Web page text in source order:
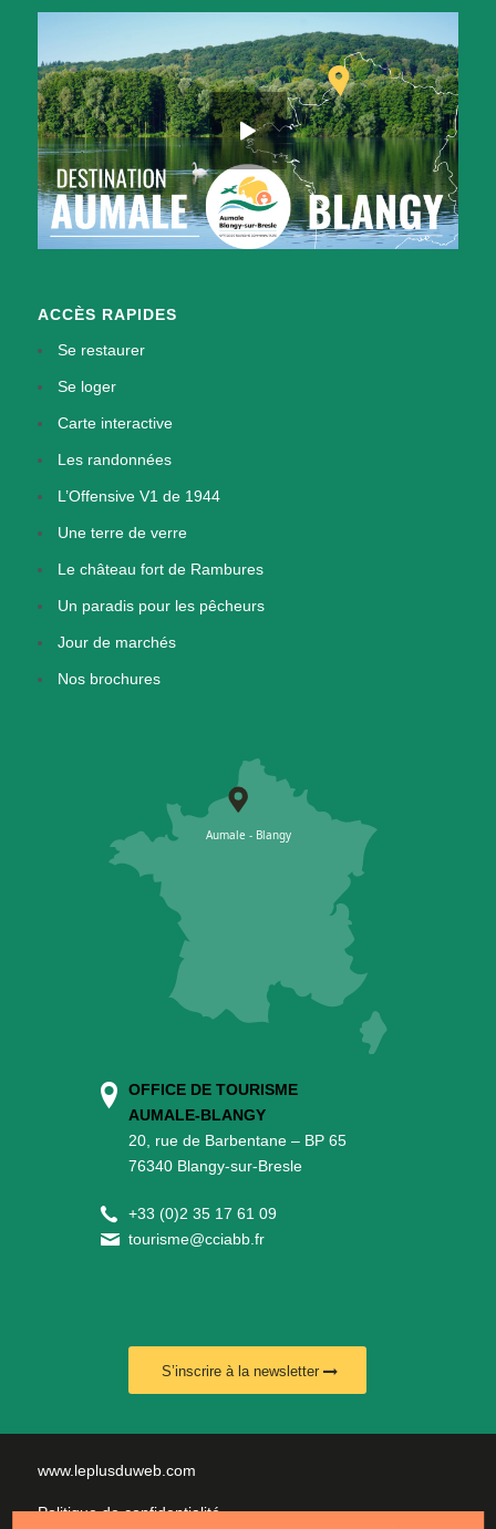
ACCÈS RAPIDES
Se restaurer
Se loger
Carte interactive
Les randonnées
L’Offensive V1 de 1944
Une terre de verre
Le château fort de Rambures
Un paradis pour les pêcheurs
Jour de marchés
Nos brochures
OFFICE DE TOURISME
AUMALE-BLANGY
20, rue de Barbentane – BP 65
76340 Blangy-sur-Bresle
+33 (0)2 35 17 61 09
tourisme@cciabb.fr
S’inscrire à la newsletter
www.leplusduweb.com
Politique de confidentialité